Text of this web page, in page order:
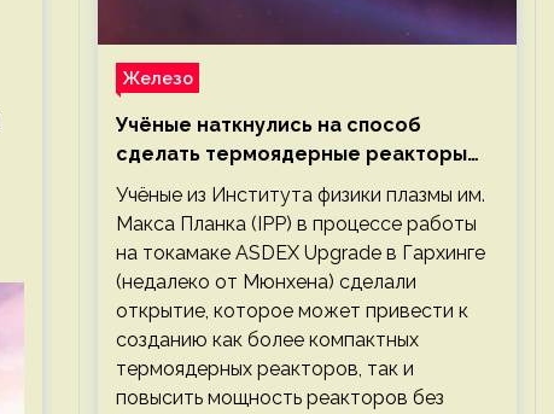
Железо
Учёные наткнулись на способ
сделать термоядерные реакторы
более компактными или мощными
Учёные из Института физики плазмы им.
Макса Планка (IPP) в процессе работы
на токамаке ASDEX Upgrade в Гархинге
(недалеко от Мюнхена) сделали
открытие, которое может привести к
созданию как более компактных
термоядерных реакторов, так и
повысить мощность реакторов без